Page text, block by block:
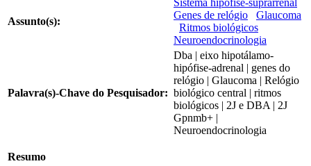
Assunto(s):
Genes de relógio
Glaucoma
Ritmos biológicos
Neuroendocrinologia
Palavra(s)-Chave do Pesquisador:
Dba | eixo hipotálamo-
hipófise-adrenal | genes do
relógio | Glaucoma | Relógio
biológico central | ritmos
biológicos | 2J e DBA | 2J
Gpnmb+ |
Neuroendocrinologia
Resumo